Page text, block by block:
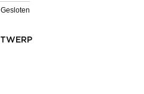
Gesloten